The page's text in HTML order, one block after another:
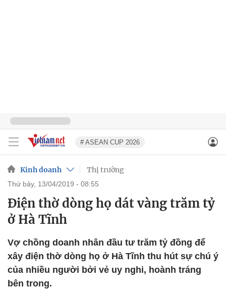
# ASEAN CUP 2026
Kinh doanh Thị trường
thứ bảy, 13/04/2019 - 08:55
Điện thờ dòng họ dát vàng trăm tỷ
ở Hà Tĩnh
Vợ chồng doanh nhân đầu tư trăm tỷ đồng để
xây điện thờ dòng họ ở Hà Tĩnh thu hút sự chú ý
của nhiều người bởi vẻ uy nghi, hoành tráng
bên trong.